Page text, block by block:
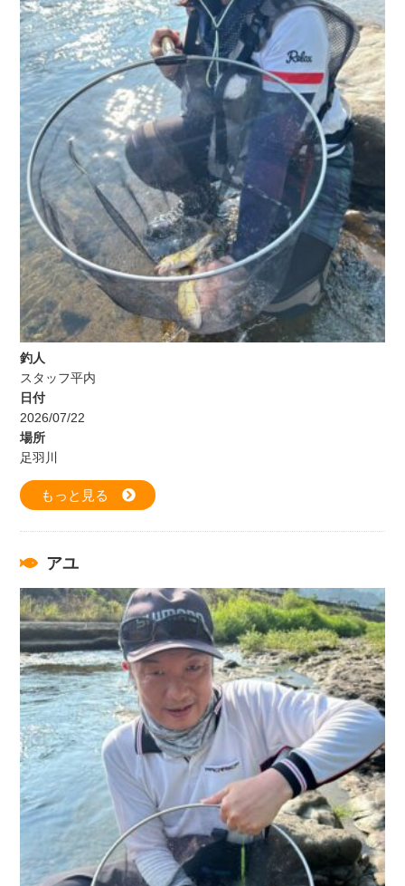
釣人
スタッフ平内
日付
2026/07/22
場所
足羽川
もっと見る
アユ